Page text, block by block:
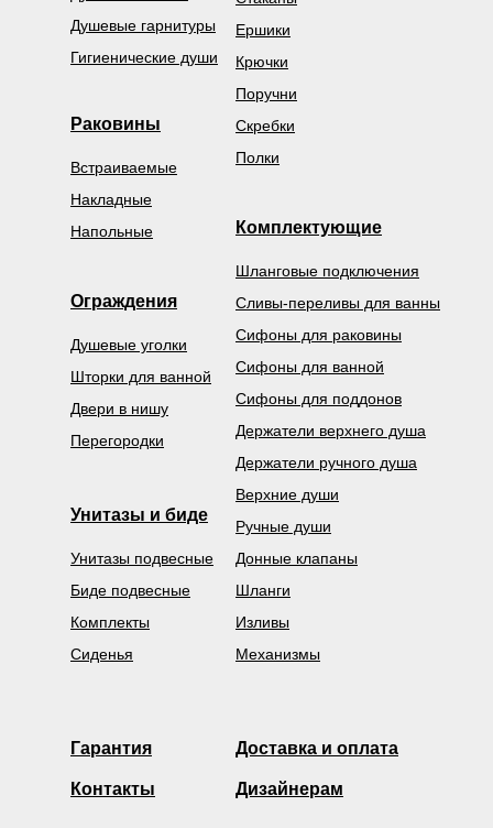
Душевые гарнитуры
Гигиенические души
Поручни
Скребки
Полки
Ершики
Верхние души
Ручные души
Крючки
Сифоны для поддонов
Держатели верхнего душа
Держатели ручного душа
Механизмы
Донные клапаны
Шланги
Изливы
Сливы-переливы для ванны
Сифоны для ванной
Шланговые подключения
Сифоны для раковины
Унитазы и биде
Унитазы подвесные
Биде подвесные
Комплекты
Раковины
Встраиваемые
Накладные
Напольные
Ограждения
Душевые уголки
Шторки для ванной
Двери в нишу
Перегородки
Комплектующие
Дизайнерам
Доставка и оплата
Гарантия
Контакты
Сиденья